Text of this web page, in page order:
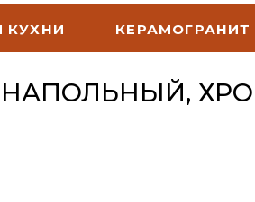
КУХНИ КЕРАМОГРАНИТ
НАПОЛЬНЫЙ,